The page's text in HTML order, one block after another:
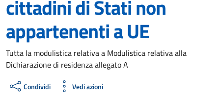
cittadini di Stati non
appartenenti a UE
Dettagli del documento
Tutta la modulistica relativa a Modulistica relativa alla
Dichiarazione di residenza allegato A
Condividi Vedi azioni